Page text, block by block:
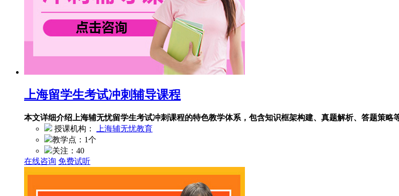
上海留学生考试冲刺辅导课程
本文详细介绍上海辅无忧留学生考试冲刺课程的特色教学体系，包含知识框架构建、真题解析、答题策略
授课机构：
上海辅无忧教育
教学点： 1个
关注： 40
在线咨询 免费试听